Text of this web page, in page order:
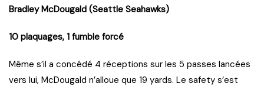
Bradley McDougald (Seattle Seahawks)
10 plaquages, 1 fumble forcé
Même s’il a concédé 4 réceptions sur les 5 passes lancées
vers lui, McDougald n’alloue que 19 yards. Le safety s’est